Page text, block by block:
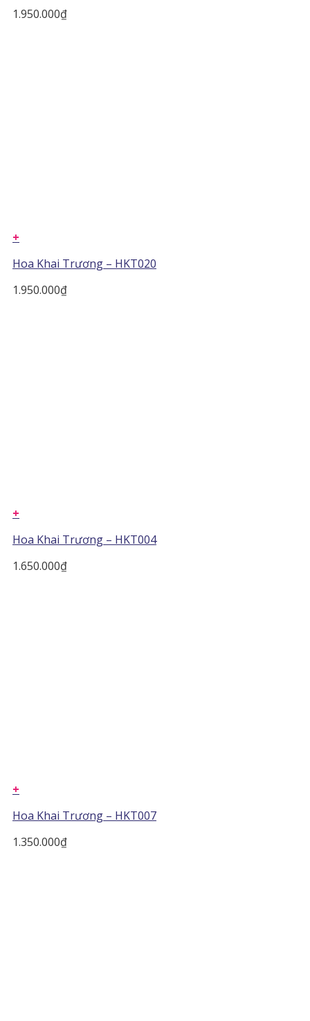
1.950.000₫
+
Hoa Khai Trương – HKT020
1.950.000₫
+
Hoa Khai Trương – HKT004
1.650.000₫
+
Hoa Khai Trương – HKT007
1.350.000₫